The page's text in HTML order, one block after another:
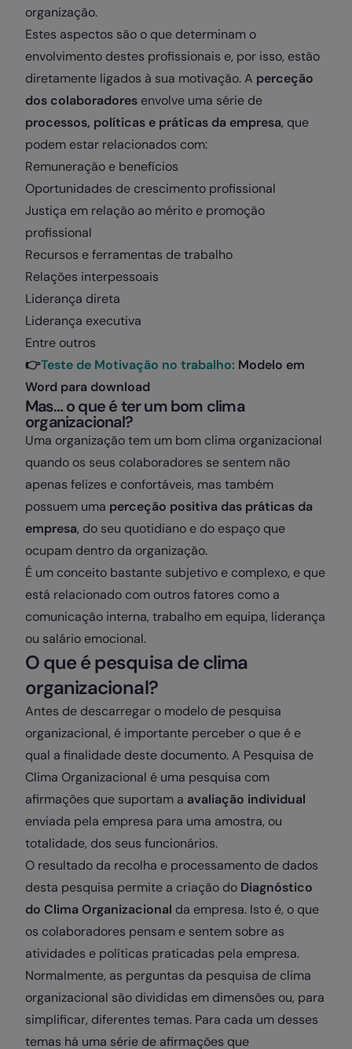
organização.
Estes aspectos são o que determinam o
envolvimento destes profissionais e, por isso, estão
diretamente ligados à sua motivação. A perceção
dos colaboradores envolve uma série de
processos, políticas e práticas da empresa, que
podem estar relacionados com:
Remuneração e benefícios
Oportunidades de crescimento profissional
Justiça em relação ao mérito e promoção
profissional
Recursos e ferramentas de trabalho
Relações interpessoais
Liderança direta
Liderança executiva
Entre outros
👉Teste de Motivação no trabalho: Modelo em
Word para download
Mas… o que é ter um bom clima
organizacional?
Uma organização tem um bom clima organizacional
quando os seus colaboradores se sentem não
apenas felizes e confortáveis, mas também
possuem uma perceção positiva das práticas da
empresa, do seu quotidiano e do espaço que
ocupam dentro da organização.
É um conceito bastante subjetivo e complexo, e que
está relacionado com outros fatores como a
comunicação interna, trabalho em equipa, liderança
ou salário emocional.
O que é pesquisa de clima
organizacional?
Antes de descarregar o modelo de pesquisa
organizacional, é importante perceber o que é e
qual a finalidade deste documento. A Pesquisa de
Clima Organizacional é uma pesquisa com
afirmações que suportam a avaliação individual
enviada pela empresa para uma amostra, ou
totalidade, dos seus funcionários.
O resultado da recolha e processamento de dados
desta pesquisa permite a criação do Diagnóstico
do Clima Organizacional da empresa. Isto é, o que
os colaboradores pensam e sentem sobre as
atividades e políticas praticadas pela empresa.
Normalmente, as perguntas da pesquisa de clima
organizacional são divididas em dimensões ou, para
simplificar, diferentes temas. Para cada um desses
temas há uma série de afirmações que